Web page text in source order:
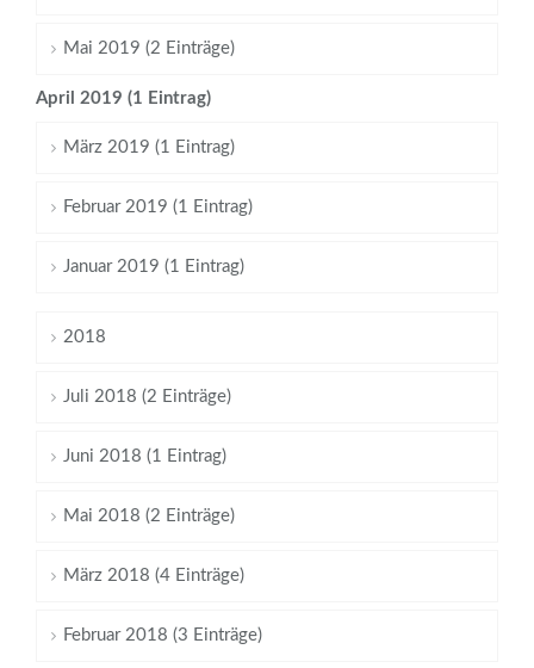
Mai 2019 (2 Einträge)
April 2019 (1 Eintrag)
März 2019 (1 Eintrag)
Februar 2019 (1 Eintrag)
Januar 2019 (1 Eintrag)
2018
Juli 2018 (2 Einträge)
Juni 2018 (1 Eintrag)
Mai 2018 (2 Einträge)
März 2018 (4 Einträge)
Februar 2018 (3 Einträge)